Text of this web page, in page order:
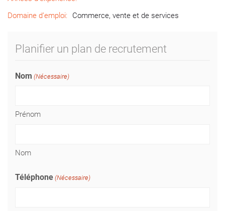
Domaine d’emploi:
Commerce, vente et de services
Planifier un plan de recrutement
Nom (Nécessaire)
Prénom
Nom
Téléphone (Nécessaire)